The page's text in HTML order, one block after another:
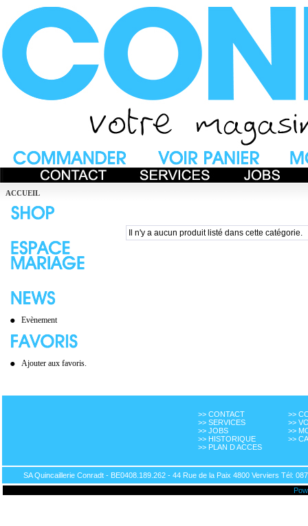
ACCUEIL
Evènement
Ajouter aux favoris.
Il n'y a aucun produit listé dans cette catégorie.
>> CONTACT
>> SERVICES
>> JOBS
>> HISTORIQUE
>> PLAN D ACCES
>>
>>
>>
>>
SA Quincaillerie Conradt - BE0408.189.262 - 44 Rue de la Paix 4800 Verviers Tél: